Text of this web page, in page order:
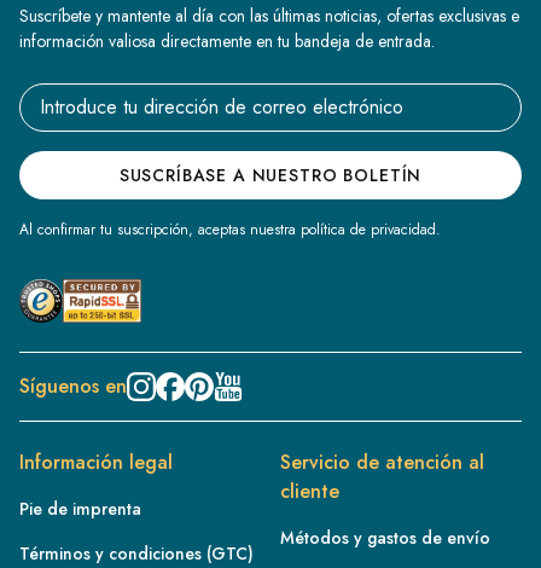
Suscríbete y mantente al día con las últimas noticias, ofertas exclusivas e
información valiosa directamente en tu bandeja de entrada.
Email address
SUSCRÍBASE A NUESTRO BOLETÍN
Al confirmar tu suscripción, aceptas nuestra política de privacidad.
Síguenos en
Información legal
Pie de imprenta
Términos y condiciones (GTC)
Servicio de atención al
cliente
Métodos y gastos de envío